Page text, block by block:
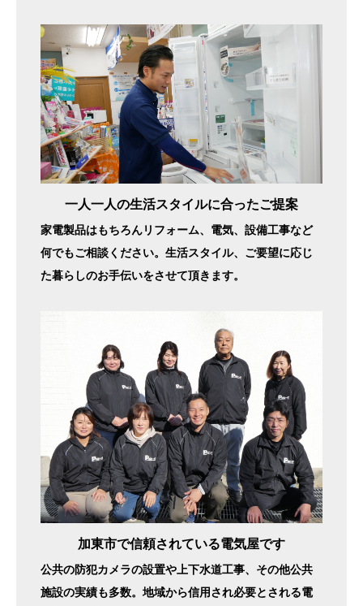
一人一人の生活スタイルに合ったご提案
家電製品はもちろんリフォーム、電気、設備工事など
何でもご相談ください。生活スタイル、ご要望に応じ
た暮らしのお手伝いをさせて頂きます。
加東市で信頼されている電気屋です
公共の防犯カメラの設置や上下水道工事、その他公共
施設の実績も多数。地域から信用され必要とされる電